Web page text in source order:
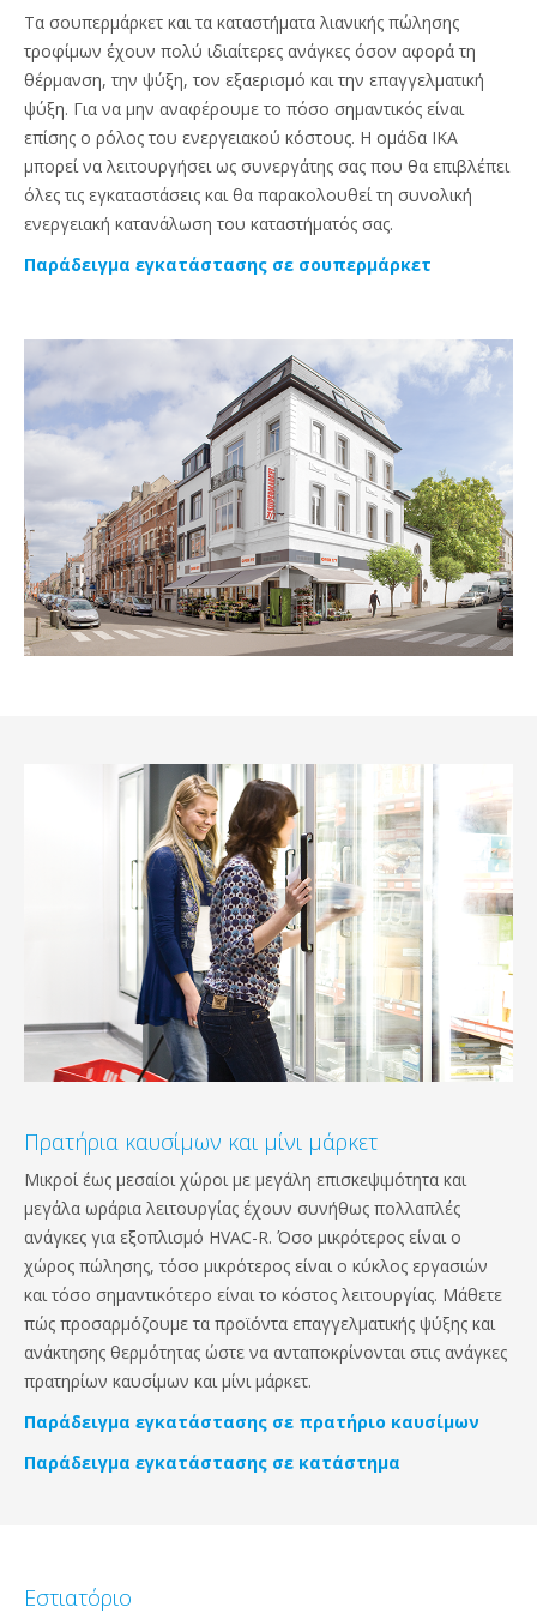
Τα σουπερμάρκετ και τα καταστήματα λιανικής πώλησης
τροφίμων έχουν πολύ ιδιαίτερες ανάγκες όσον αφορά τη
θέρμανση, την ψύξη, τον εξαερισμό και την επαγγελματική
ψύξη. Για να μην αναφέρουμε το πόσο σημαντικός είναι
επίσης ο ρόλος του ενεργειακού κόστους. Η ομάδα IKA
μπορεί να λειτουργήσει ως συνεργάτης σας που θα επιβλέπει
όλες τις εγκαταστάσεις και θα παρακολουθεί τη συνολική
ενεργειακή κατανάλωση του καταστήματός σας.
Παράδειγμα εγκατάστασης σε σουπερμάρκετ
Πρατήρια καυσίμων και μίνι μάρκετ
Μικροί έως μεσαίοι χώροι με μεγάλη επισκεψιμότητα και
μεγάλα ωράρια λειτουργίας έχουν συνήθως πολλαπλές
ανάγκες για εξοπλισμό HVAC-R. Όσο μικρότερος είναι ο
χώρος πώλησης, τόσο μικρότερος είναι ο κύκλος εργασιών
και τόσο σημαντικότερο είναι το κόστος λειτουργίας. Μάθετε
πώς προσαρμόζουμε τα προϊόντα επαγγελματικής ψύξης και
ανάκτησης θερμότητας ώστε να ανταποκρίνονται στις ανάγκες
πρατηρίων καυσίμων και μίνι μάρκετ.
Παράδειγμα εγκατάστασης σε πρατήριο καυσίμων
Παράδειγμα εγκατάστασης σε κατάστημα
Εστιατόριο